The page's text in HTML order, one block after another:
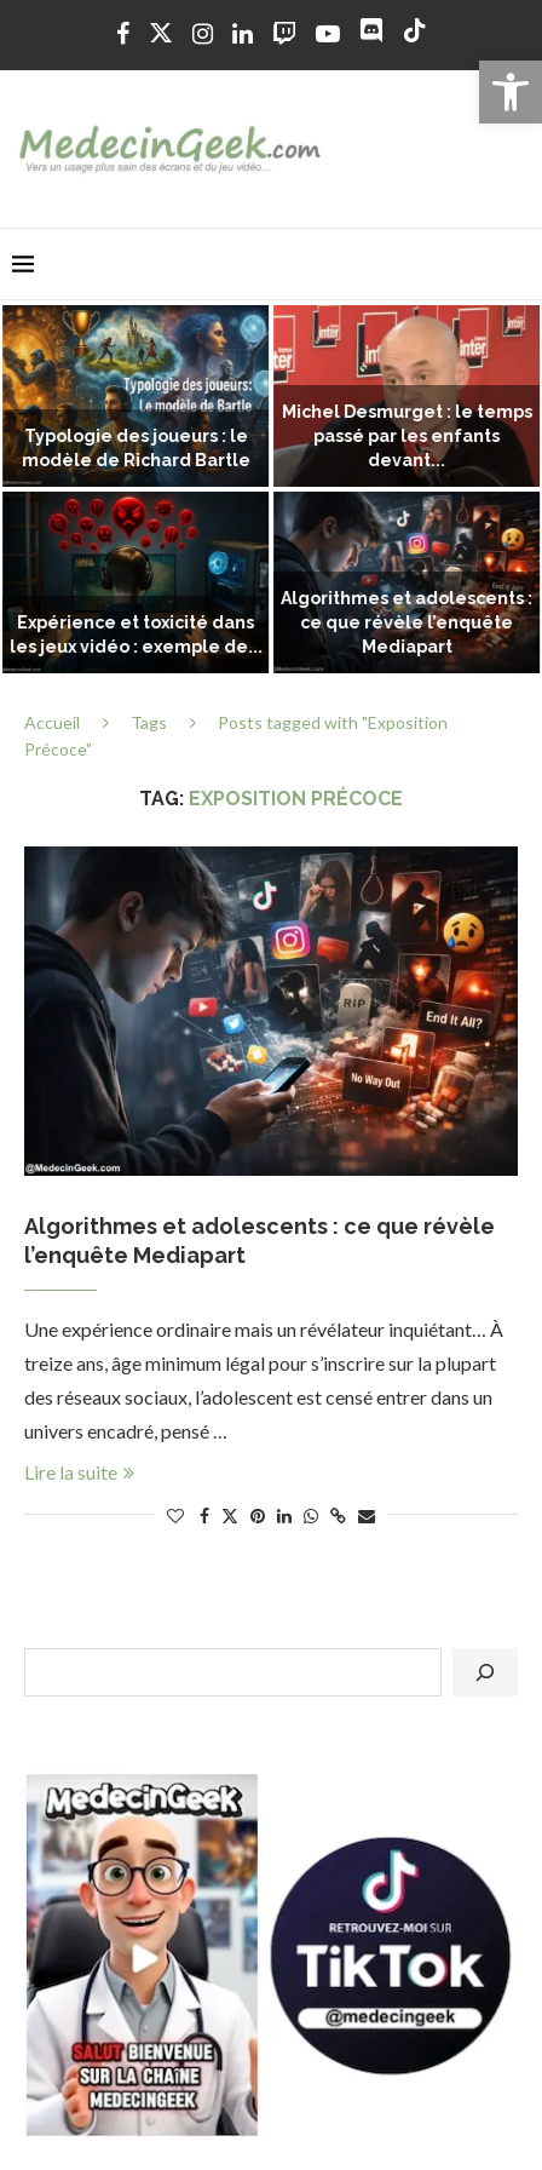
Ouvrir
Typologie des joueurs : le
modèle de Richard Bartle
Michel Desmurget : le temps
passé par les enfants
devant...
Expérience et toxicité dans
les jeux vidéo : exemple de...
Algorithmes et adolescents :
ce que révèle l’enquête
Mediapart
Accueil Tags
Posts tagged with "Exposition
Précoce"
TAG: EXPOSITION PRÉCOCE
Algorithmes et adolescents : ce que révèle
l’enquête Mediapart
Une expérience ordinaire mais un révélateur inquiétant… À
treize ans, âge minimum légal pour s’inscrire sur la plupart
des réseaux sociaux, l’adolescent est censé entrer dans un
univers encadré, pensé …
Lire la suite